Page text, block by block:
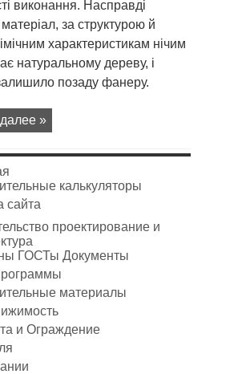
виконання. Насправді
за структурою й
характеристикам нічим
натуральному дереву, і
позаду фанеру.
»
калькуляторы
сайта
проектирование и
ГОСТы Документы
материалы
и Ограждение